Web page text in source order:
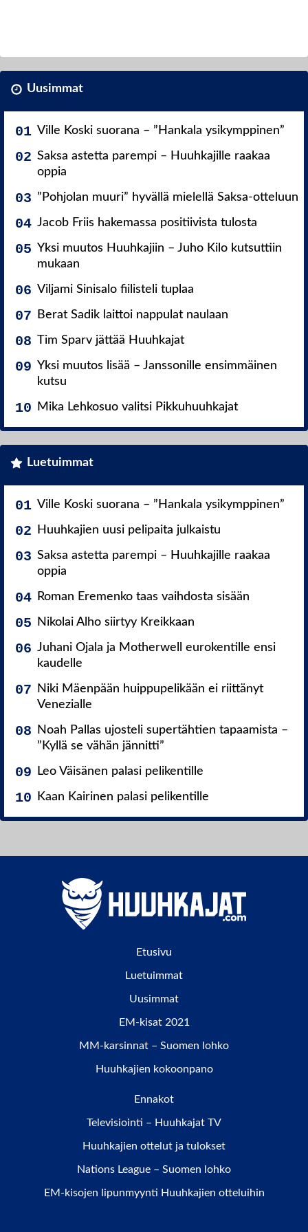
Uusimmat
Ville Koski suorana – ”Hankala ysikymppinen”
Saksa astetta parempi – Huuhkajille raakaa
oppia
”Pohjolan muuri” hyvällä mielellä Saksa-otteluun
Jacob Friis hakemassa positiivista tulosta
Yksi muutos Huuhkajiin – Juho Kilo kutsuttiin
mukaan
Viljami Sinisalo fiilisteli tuplaa
Berat Sadik laittoi nappulat naulaan
Tim Sparv jättää Huuhkajat
Yksi muutos lisää – Janssonille ensimmäinen
kutsu
Mika Lehkosuo valitsi Pikkuhuuhkajat
Luetuimmat
Ville Koski suorana – ”Hankala ysikymppinen”
Huuhkajien uusi pelipaita julkaistu
Saksa astetta parempi – Huuhkajille raakaa
oppia
Roman Eremenko taas vaihdosta sisään
Nikolai Alho siirtyy Kreikkaan
Juhani Ojala ja Motherwell eurokentille ensi
kaudelle
Niki Mäenpään huippupelikään ei riittänyt
Venezialle
Noah Pallas ujosteli supertähtien tapaamista –
”Kyllä se vähän jännitti”
Leo Väisänen palasi pelikentille
Kaan Kairinen palasi pelikentille
Etusivu
Luetuimmat
Uusimmat
EM-kisat 2021
MM-karsinnat – Suomen lohko
Huuhkajien kokoonpano
Ennakot
Televisiointi – Huuhkajat TV
Huuhkajien ottelut ja tulokset
Nations League – Suomen lohko
EM-kisojen lipunmyynti Huuhkajien otteluihin